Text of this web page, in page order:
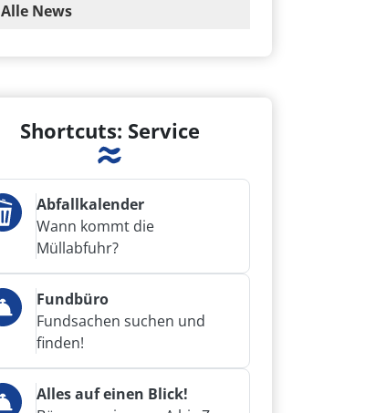
Alle News
Shortcuts: Service
Abfallkalender
Wann kommt die
Müllabfuhr?
Fundbüro
Fundsachen suchen und
finden!
Alles auf einen Blick!